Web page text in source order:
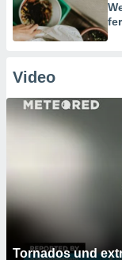
Video
Tornados und